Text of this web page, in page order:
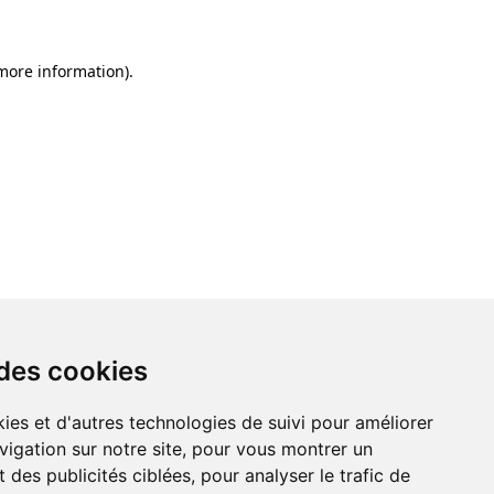
cookies
et d'autres technologies de suivi pour améliorer
sur notre site, pour vous montrer un
des publicités ciblées, pour analyser le trafic de
information).